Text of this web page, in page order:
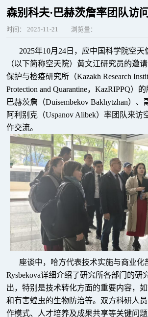
森别科夫·巴赫茨詹率团队访
时间： 2025-11-21 浏览量：
2025年10月24日，应中国科学院空
（以下简称空天院）黄文江研究员的邀
保护与检疫研究所（Kazakh Research
Protection and Quarantine，KazRIPPQ）
巴赫茨詹（Duisembekov Bakhytzhan）、
阿利别克（Uspanov Alibek）率团队来访
作交流。
座谈中，哈方代表技术实施与商业化
Rysbekova详细介绍了研究所各部门的研
出，特别是技术转化方面的重要内容，
和有害蝗虫的生物防治等。双方科研人
作模式、人才培养及成果共享等关键问题